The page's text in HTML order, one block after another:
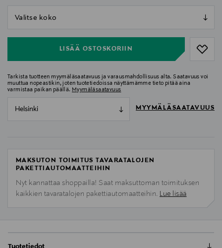
LISÄÄ OSTOSKORIIN
Tarkista tuotteen myymäläsaatavuus ja varausmahdollisuus alta. Saatavuus voi
muuttua nopeastikin, joten tuotetiedoissa näyttämämme tieto pitää aina
varmistaa paikan päällä. Myymäläsaatavuus
Helsinki MYYMÄLÄSAATAVUUS
MAKSUTON TOIMITUS TAVARATALOJEN
PAKETTIAUTOMAATTEIHIN
Nyt kannattaa shoppailla! Saat maksuttoman toimituksen
kaikkien tavaratalojen pakettiautomaatteihin. Lue lisää